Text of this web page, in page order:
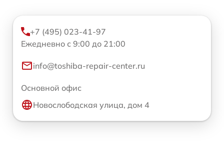
+7 (495) 023-41-97
Ежедневно с 9:00 до 21:00
info@toshiba-repair-center.ru
Основной офис
Новослободская улица, дом 4